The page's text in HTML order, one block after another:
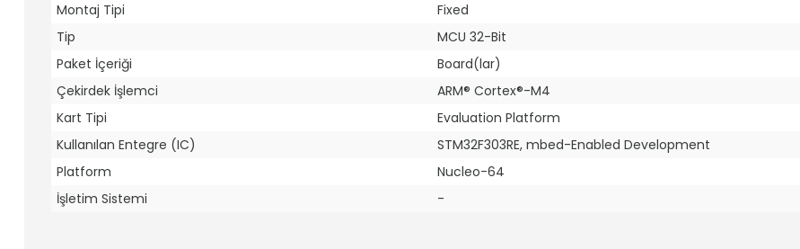
Montaj Tipi
Fixed
Tip
MCU 32-Bit
Paket İçeriği
Board(lar)
Çekirdek İşlemci
ARM® Cortex®-M4
Kart Tipi
Evaluation Platform
Kullanılan Entegre (IC)
STM32F303RE, mbed-Enabled Development
Platform
Nucleo-64
İşletim Sistemi
-